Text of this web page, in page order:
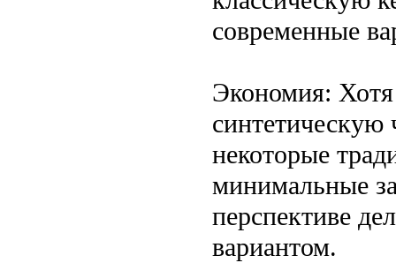
современные
Экономия: Хотя
некоторые
минимальные
перспективе
вариантом.